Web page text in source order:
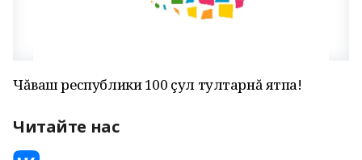
Чăваш республики 100 çул тултарнă ятпа!
Читайте нас